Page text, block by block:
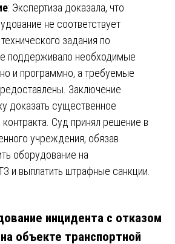
: Экспертиза доказала, что
не соответствует
задания по
поддерживало необходимые
и программно, а требуемые
Заключение
доказать существенное
Суд принял решение в
учреждения, обязав
оборудование на
и выплатить штрафные санкции.
инцидента с отказом
объекте транспортной